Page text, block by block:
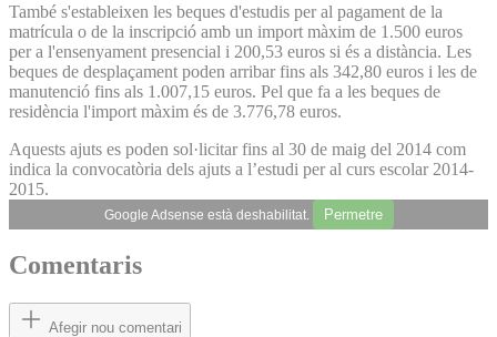
També s'estableixen les beques d'estudis per al pagament de la
matrícula o de la inscripció amb un import màxim de 1.500 euros
per a l'ensenyament presencial i 200,53 euros si és a distància. Les
beques de desplaçament poden arribar fins als 342,80 euros i les de
manutenció fins als 1.007,15 euros. Pel que fa a les beques de
residència l'import màxim és de 3.776,78 euros.
Aquests ajuts es poden sol·licitar fins al 30 de maig del 2014 com
indica la convocatòria dels ajuts a l’estudi per al curs escolar 2014-
2015.
Google Adsense està deshabilitat. Permetre
Comentaris
Afegir nou comentari